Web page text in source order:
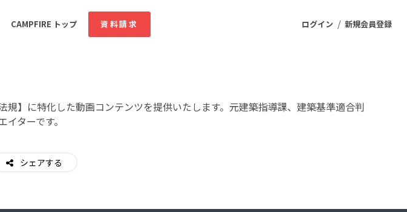
ログイン / 新規会員登録
CAMPFIRE トップ 資料請求
ミュニティ 新着のコミュニティ
フード・飲食店
規】に特化した動画コンテンツを提供いたします。元建築指導課、建築基準適合判
ターです。
シェアする